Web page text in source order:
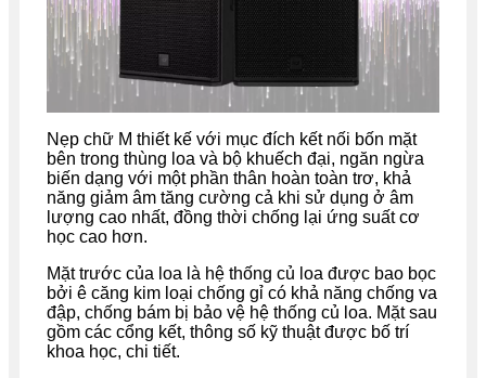
Nẹp chữ M thiết kế với mục đích kết nối bốn mặt
bên trong thùng loa và bộ khuếch đại, ngăn ngừa
biến dạng với một phần thân hoàn toàn trơ, khả
năng giảm âm tăng cường cả khi sử dụng ở âm
lượng cao nhất, đồng thời chống lại ứng suất cơ
học cao hơn.
Mặt trước của loa là hệ thống củ loa được bao bọc
bởi ê căng kim loại chống gỉ có khả năng chống va
đập, chống bám bị bảo vệ hệ thống củ loa. Mặt sau
gồm các cổng kết, thông số kỹ thuật được bố trí
khoa học, chi tiết.